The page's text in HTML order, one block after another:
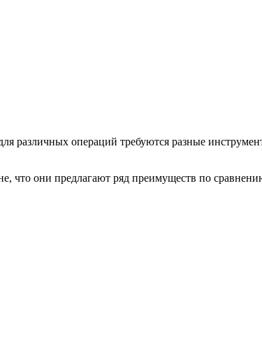
различных операций требуются разные
что они предлагают ряд преимуществ по